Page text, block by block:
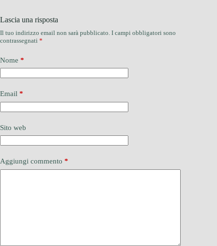
Lascia una risposta
Il tuo indirizzo email non sarà pubblicato. I campi obbligatori sono
contrassegnati *
Nome *
Email *
Sito web
Aggiungi commento *